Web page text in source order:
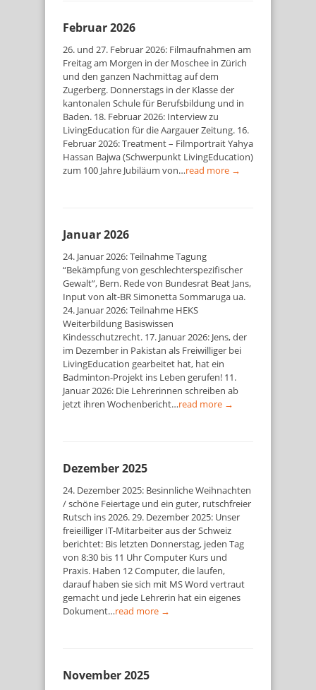
Februar 2026
26. und 27. Februar 2026: Filmaufnahmen am
Freitag am Morgen in der Moschee in Zürich
und den ganzen Nachmittag auf dem
Zugerberg. Donnerstags in der Klasse der
kantonalen Schule für Berufsbildung und in
Baden. 18. Februar 2026: Interview zu
LivingEducation für die Aargauer Zeitung. 16.
Februar 2026: Treatment – Filmportrait Yahya
Hassan Bajwa (Schwerpunkt LivingEducation)
zum 100 Jahre Jubiläum von…read more →
Januar 2026
24. Januar 2026: Teilnahme Tagung
“Bekämpfung von geschlechterspezifischer
Gewalt”, Bern. Rede von Bundesrat Beat Jans,
Input von alt-BR Simonetta Sommaruga ua.
24. Januar 2026: Teilnahme HEKS
Weiterbildung Basiswissen
Kindesschutzrecht. 17. Januar 2026: Jens, der
im Dezember in Pakistan als Freiwilliger bei
LivingEducation gearbeitet hat, hat ein
Badminton-Projekt ins Leben gerufen! 11.
Januar 2026: Die Lehrerinnen schreiben ab
jetzt ihren Wochenbericht…read more →
Dezember 2025
24. Dezember 2025: Besinnliche Weihnachten
/ schöne Feiertage und ein guter, rutschfreier
Rutsch ins 2026. 29. Dezember 2025: Unser
freieilliger IT-Mitarbeiter aus der Schweiz
berichtet: Bis letzten Donnerstag, jeden Tag
von 8:30 bis 11 Uhr Computer Kurs und
Praxis. Haben 12 Computer, die laufen,
darauf haben sie sich mit MS Word vertraut
gemacht und jede Lehrerin hat ein eigenes
Dokument…read more →
November 2025